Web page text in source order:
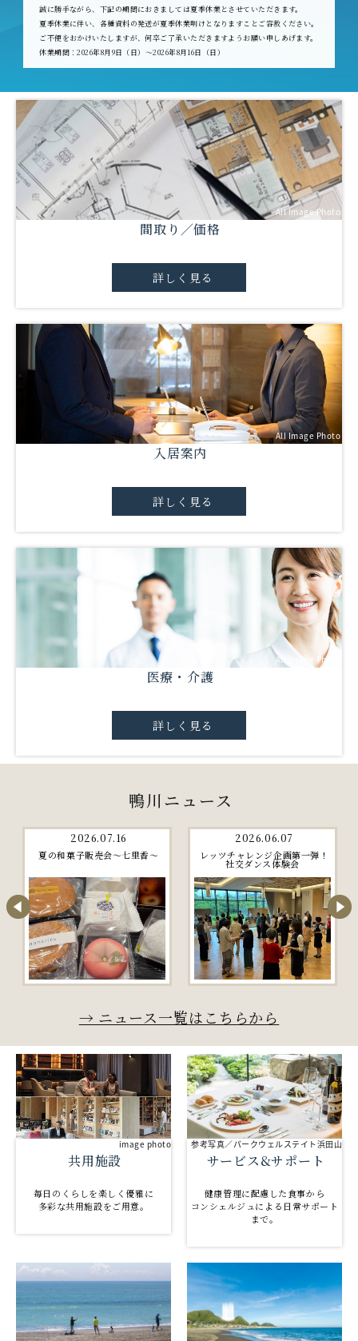
誠に勝手ながら、下記の期間におきましては夏季休業とさせていただきます。
夏季休業に伴い、各種資料の発送が夏季休業明けとなりますことご容赦ください。
ご不便をおかけいたしますが、何卒ご了承いただきますようお願い申しあげます。
休業期間：2026年8月9日（日）～2026年8月16日（日）
All Image Photo
間取り／価格
詳しく見る
All Image Photo
入居案内
詳しく見る
All Image Photo
医療・介護
詳しく見る
鴨川ニュース
2026.06.16
シャトルdeゴー 夜のホタル観
賞便
2026.05.29
房総ぶらっと旅 第3弾 日帰りバ
スツアー久留里線「廃止予定区
間」を走る旅
→ ニュース一覧はこちらから
image photo
共用施設
毎日のくらしを楽しく優雅に
多彩な共用施設をご用意。
参考写真／パークウェルステイト浜田山
サービス&サポート
健康管理に配慮した食事から
コンシェルジュによる日常サポート
まで。